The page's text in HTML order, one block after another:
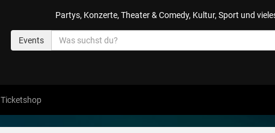
Partys, Konzerte, Theater & Comedy, Kultur, Sport und
Events
Ticketshop